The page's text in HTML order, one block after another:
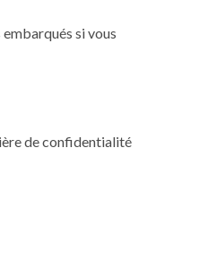
si vous
de confidentialité